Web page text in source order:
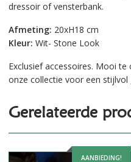
dressoir of vensterbank.
Afmeting: 20xH18 cm
Kleur: Wit- Stone Look
Exclusief accessoires. Mooi
onze collectie voor een stijlvol
Gerelateerde
AANBIEDING!